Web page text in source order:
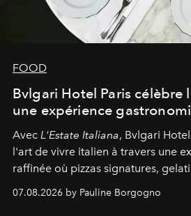
FOOD
Bvlgari Hotel Paris célèbre
une expérience
Avec L'Estate Italiana, Bvlgari
l'art de vivre italien à travers une
raffinée où pizzas signatures,
d'exception composent un
07.08.2026 by Pauline Borgogno